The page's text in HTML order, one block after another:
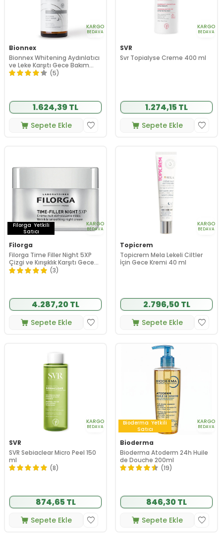
KARGO
BEDAVA
Bionnex
Bionnex Whitening Aydınlatıcı
ve Leke Karşıtı Gece Bakım
Serumu 20 ml(5)
1.624,39 TL
Sepete Ekle
KARGO
BEDAVA
SVR
Svr Topialyse Creme 400 ml
1.274,15 TL
Sepete Ekle
Filorga Yetkili
Satıcı
KARGO
BEDAVA
Filorga
Filorga Time Filler Night 5XP
Çizgi ve Kırışıklık Karşıtı Gece
Kremi 50 ml (3)
4.287,20 TL
Sepete Ekle
KARGO
BEDAVA
Topicrem
Topicrem Mela Lekeli Ciltler
İçin Gece Kremi 40 ml
2.796,50 TL
Sepete Ekle
KARGO
BEDAVA
SVR
SVR Sebiaclear Micro Peel 150
ml
(8)
874,65 TL
Sepete Ekle
Bioderma Yetkili
Satıcı
KARGO
BEDAVA
Bioderma
Bioderma Atoderm 24h Huile
de Douche 200ml
(19)
846,30 TL
Sepete Ekle